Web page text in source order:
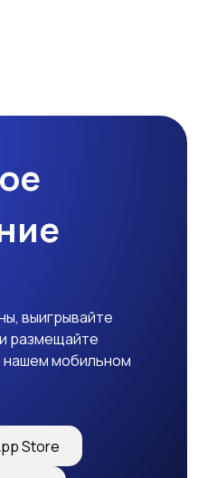
Штаны и шорты
выигрывайте
размещайте
нашем мобильном
Store